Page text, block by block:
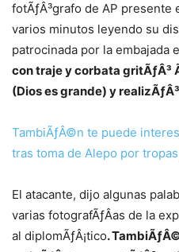
fotÃƒÂ³grafo de AP presente
varios minutos leyendo su
patrocinada por la embajada
con traje y corbata gritÃƒÂ³
(Dios es grande) y
TambiÃƒÂ©n te puede
tras toma de Alepo por
El atacante, dijo algunas
varias fotografÃƒÂ­as de la
al diplomÃƒÂ¡tico.